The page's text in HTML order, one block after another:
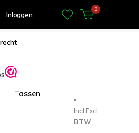
Inloggen
0
Tassen
Incl.Excl.
BTW